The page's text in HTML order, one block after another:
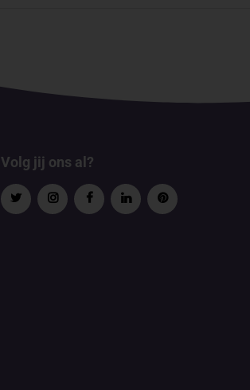
Volg jij ons al?